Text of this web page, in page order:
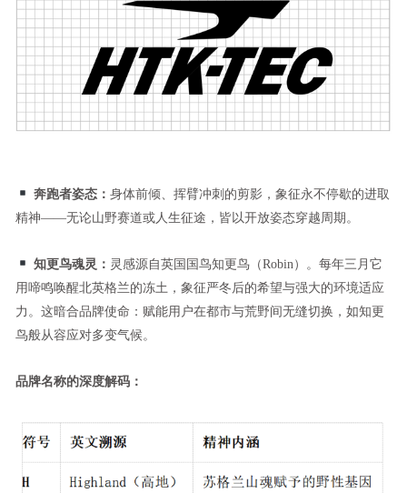
奔跑者姿态： 身体前倾、挥臂冲刺的剪影，象征永不停歇的进取
精神——无论山野赛道或人生征途，皆以开放姿态穿越周期。
知更鸟魂灵： 灵感源自英国国鸟知更鸟（Robin）。每年三月它
用啼鸣唤醒北英格兰的冻土，象征严冬后的希望与强大的环境适应
力。这暗合品牌使命：赋能用户在都市与荒野间无缝切换，如知更
鸟般从容应对多变气候。
品牌名称的深度解码：